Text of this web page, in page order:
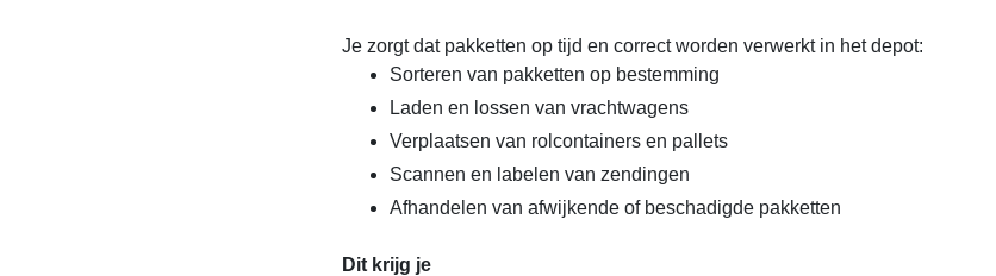
Je zorgt dat pakketten op tijd en correct worden verwerkt in het depot:
Sorteren van pakketten op bestemming
Laden en lossen van vrachtwagens
Verplaatsen van rolcontainers en pallets
Scannen en labelen van zendingen
Afhandelen van afwijkende of beschadigde pakketten
Dit krijg je